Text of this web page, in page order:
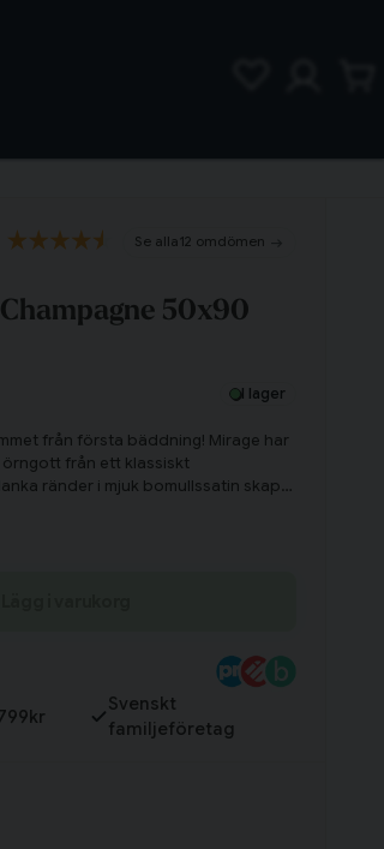
12 omdömen
50x90
I lager
från första bäddning! Mirage har
från ett klassiskt
ränder i mjuk bomullssatin skapar
för att få till den rätta touchen
Svenskt
familjeföretag